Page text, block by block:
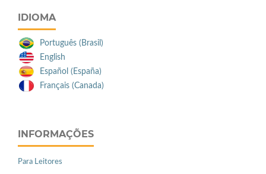
IDIOMA
Português (Brasil)
English
Español (España)
Français (Canada)
INFORMAÇÕES
Para Leitores